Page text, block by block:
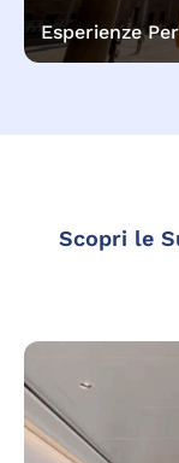
Esperienze
Scopri le